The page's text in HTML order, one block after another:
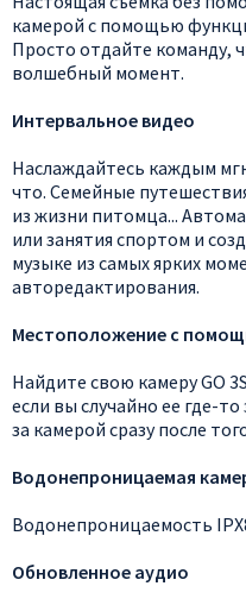
камерой с помощью
Просто отдайте команду,
волшебный момент.
Интервальное видео
Наслаждайтесь каждым
что. Семейные
из жизни питомца...
или занятия спортом и
музыке из самых ярких
авторедактирования.
Местоположение с
Найдите свою камеру GO
если вы случайно ее где-
за камерой сразу после
Водонепроницаемая
Водонепроницаемость
Обновленное аудио